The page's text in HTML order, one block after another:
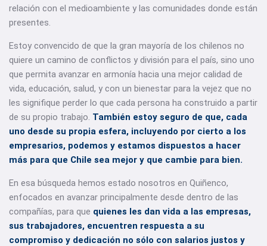
relación con el medioambiente y las comunidades donde están
presentes.
Estoy convencido de que la gran mayoría de los chilenos no
quiere un camino de conflictos y división para el país, sino uno
que permita avanzar en armonía hacia una mejor calidad de
vida, educación, salud, y con un bienestar para la vejez que no
les signifique perder lo que cada persona ha construido a partir
de su propio trabajo. También estoy seguro de que, cada
uno desde su propia esfera, incluyendo por cierto a los
empresarios, podemos y estamos dispuestos a hacer
más para que Chile sea mejor y que cambie para bien.
En esa búsqueda hemos estado nosotros en Quiñenco,
enfocados en avanzar principalmente desde dentro de las
compañías, para que quienes les dan vida a las empresas,
sus trabajadores, encuentren respuesta a su
compromiso y dedicación no sólo con salarios justos y